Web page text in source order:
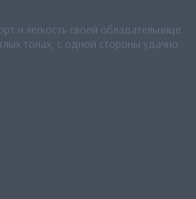
и легкость своей обладательнице.
тонах, с одной стороны удачно